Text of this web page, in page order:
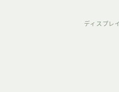
ディスプレ